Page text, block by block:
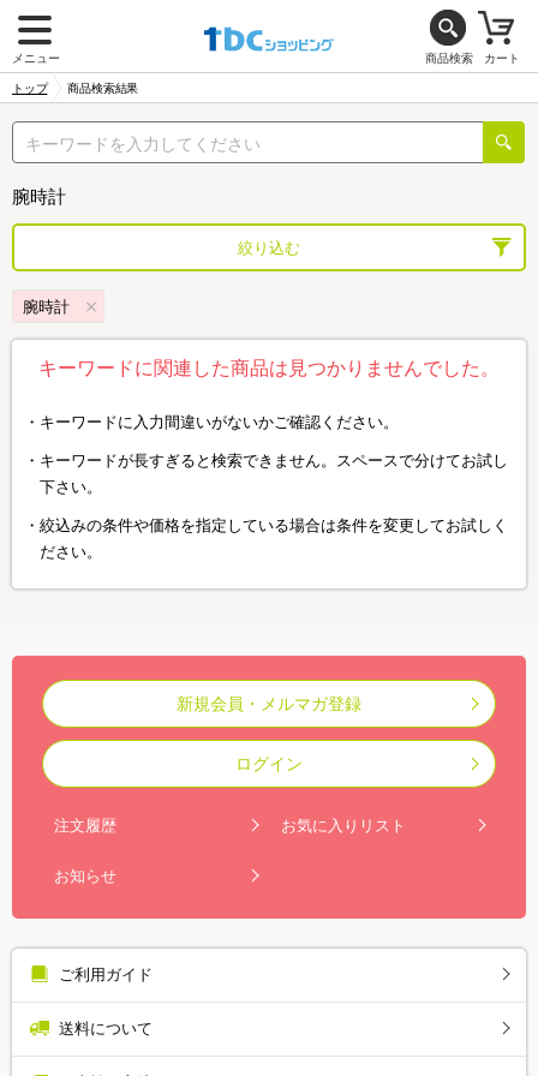
メニュー 商品検索 カート
トップ 商品検索結果
腕時計
絞り込む
腕時計
キーワードに関連した商品は見つかりませんでした。
キーワードに入力間違いがないかご確認ください。
キーワードが長すぎると検索できません。スペースで分けてお試し
下さい。
絞込みの条件や価格を指定している場合は条件を変更してお試しく
ださい。
新規会員・メルマガ登録
ログイン
注文履歴 お気に入りリスト
お知らせ
ご利用ガイド
送料について